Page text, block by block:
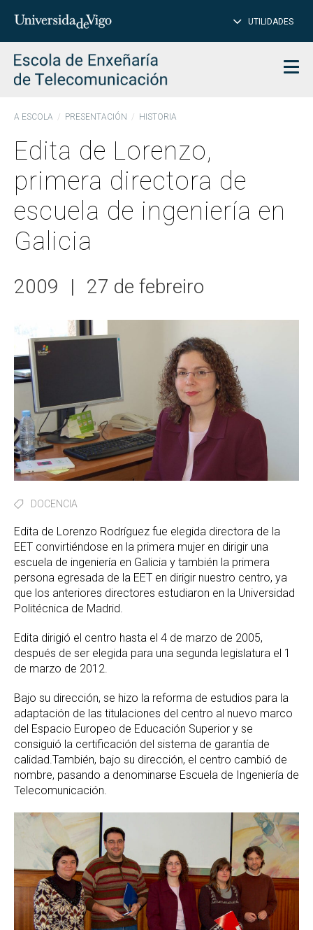
Insertar
para
buscar
UTILIDADES
A ESCOLA PRESENTACIÓN HISTORIA
Edita de Lorenzo,
primera directora de
escuela de ingeniería en
Galicia
2009 | 27 de febreiro
DOCENCIA
Edita de Lorenzo Rodríguez fue elegida directora de la
EET convirtiéndose en la primera mujer en dirigir una
escuela de ingeniería en Galicia y también la primera
persona egresada de la EET en dirigir nuestro centro, ya
que los anteriores directores estudiaron en la Universidad
Politécnica de Madrid.
Edita dirigió el centro hasta el 4 de marzo de 2005,
después de ser elegida para una segunda legislatura el 1
de marzo de 2012.
Bajo su dirección, se hizo la reforma de estudios para la
adaptación de las titulaciones del centro al nuevo marco
del Espacio Europeo de Educación Superior y se
consiguió la certificación del sistema de garantía de
calidad.También, bajo su dirección, el centro cambió de
nombre, pasando a denominarse Escuela de Ingeniería de
Telecomunicación.